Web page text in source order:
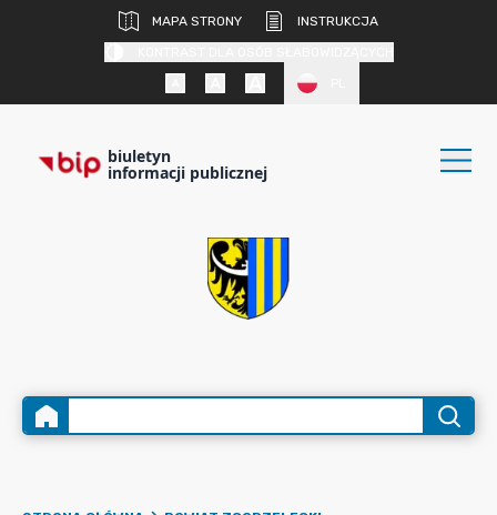
MAPA STRONY
INSTRUKCJA
biuletyn
informacji publicznej